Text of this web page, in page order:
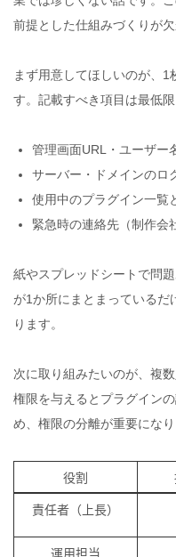
前提とした仕組みづくりが欠
まず用意してほしいのが、
す。記載すべき項目は最低
管理画面URL・ユーザー
サーバー・ドメインのロ
使用中のプラグイン一覧
緊急時の連絡先（制作会
紙やスプレッドシートで問
が1か所にまとまっている
ります。
次に取り組みたいのが、複
権限を与えるとプラグイン
め、権限の分離が重要になり
役割
責任者（上長）
運用担当